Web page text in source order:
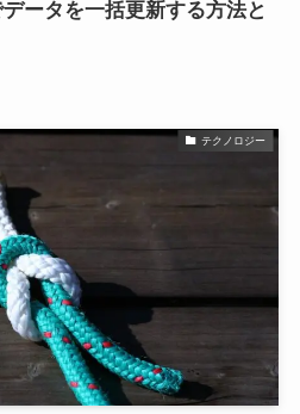
ータを一括更新する方法と
テクノロジー